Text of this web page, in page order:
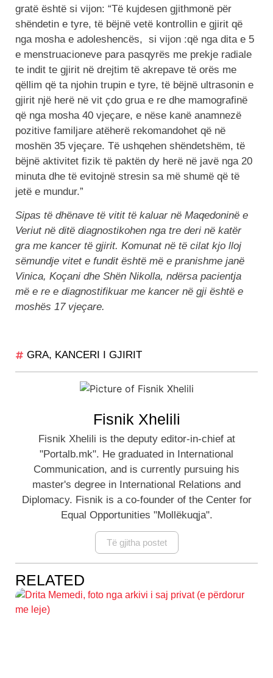
gratë është si vijon: “Të kujdesen gjithmonë për
shëndetin e tyre, të bëjnë vetë kontrollin e gjirit që
nga mosha e adoleshencës, si vijon :që nga dita e 5
e menstruacioneve para pasqyrës me prekje radiale
te indit te gjirit në drejtim të akrepave të orës me
qëllim që ta njohin trupin e tyre, të bëjnë ultrasonin e
gjirit një herë në vit çdo grua e re dhe mamografinë
që nga mosha 40 vjeçare, e nëse kanë anamnezë
pozitive familjare atëherë rekomandohet që në
moshën 35 vjeçare. Të ushqehen shëndetshëm, të
bëjnë aktivitet fizik të paktën dy herë në javë nga 20
minuta dhe të evitojnë stresin sa më shumë që të
jetë e mundur.”
Sipas të dhënave të vitit të kaluar në Maqedoninë e
Veriut në ditë diagnostikohen nga tre deri në katër
gra me kancer të gjirit. Komunat në të cilat kjo lloj
sëmundje vitet e fundit është më e pranishme janë
Vinica, Koçani dhe Shën Nikolla, ndërsa pacientja
më e re e diagnostifikuar me kancer në gji është e
moshës 17 vjeçare.
GRA, KANCERI I GJIRIT
Fisnik Xhelili
Fisnik Xhelili is the deputy editor-in-chief at
"Portalb.mk". He graduated in International
Communication, and is currently pursuing his
master's degree in International Relations and
Diplomacy. Fisnik is a co-founder of the Center for
Equal Opportunities "Mollëkuqja".
Të gjitha postet
RELATED